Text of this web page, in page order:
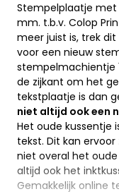
Stempelplaatje
mm. t.b.v. Colop
meer juist is, trek
voor een nieuw
stempelmachientje
de zijkant om het
tekstplaatje is dan
niet altijd ook een
Het oude kussentje
tekst. Dit kan
niet overal het
altijd ook het
Gemakkelijk online